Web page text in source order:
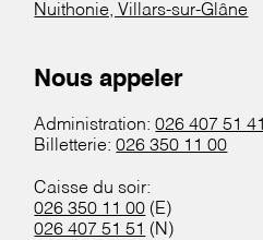
Nuithonie, Villars-sur-Glâne
Nous appeler
Administration:026 407 51 41
Billetterie:026 350 11 00
Caisse du soir:
026 350 11 00 (E)
026 407 51 51 (N)